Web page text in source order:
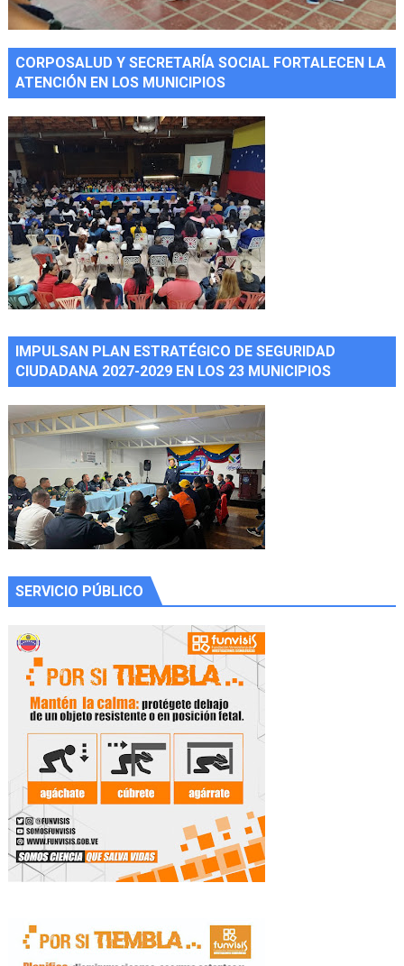
CORPOSALUD Y SECRETARÍA SOCIAL FORTALECEN LA
ATENCIÓN EN LOS MUNICIPIOS
IMPULSAN PLAN ESTRATÉGICO DE SEGURIDAD
CIUDADANA 2027-2029 EN LOS 23 MUNICIPIOS
SERVICIO PÚBLICO